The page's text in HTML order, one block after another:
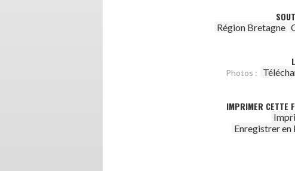
Région Bretagne
Photos :
IMPRIMER CETTE
Enregistrer en